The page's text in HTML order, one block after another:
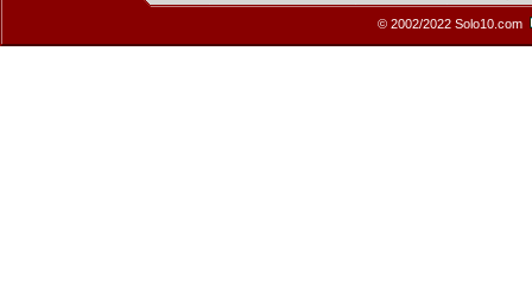
© 2002/2022 Solo10.com